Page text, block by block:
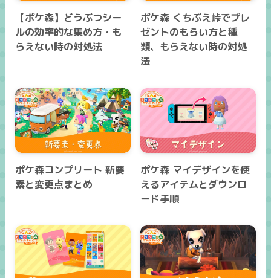
【ポケ森】どうぶつシー
ルの効率的な集め方・も
らえない時の対処法
ポケ森 くちぶえ峠でプレ
ゼントのもらい方と種
類、もらえない時の対処
法
ポケ森コンプリート 新要
素と変更点まとめ
ポケ森 マイデザインを使
えるアイテムとダウンロ
ード手順